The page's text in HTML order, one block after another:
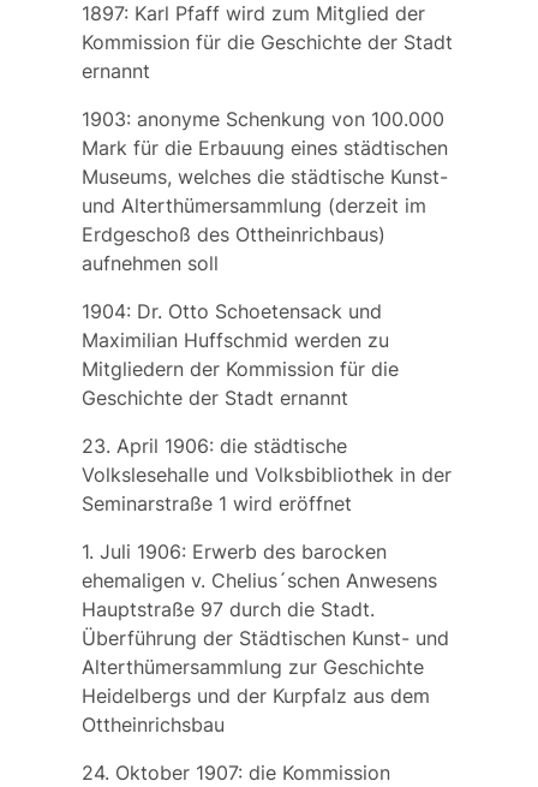
1897: Karl Pfaffwird zum Mitglied der
Kommission für die Geschichte der Stadt
ernannt
1903: anonyme Schenkung von 100.000
Mark für die Erbauung eines städtischen
Museums, welches die städtische Kunst-
und Alterthümersammlung (derzeit im
Erdgeschoß des Ottheinrichbaus)
aufnehmen soll
1904: Dr. Otto Schoetensackund
Maximilian Huffschmid werden zu
Mitgliedern der Kommission für die
Geschichte der Stadt ernannt
23. April 1906: die städtische
Volkslesehalleund Volksbibliothekin der
Seminarstraße 1 wird eröffnet
1. Juli 1906: Erwerb des barocken
ehemaligen v. Chelius´schen Anwesens
Hauptstraße 97 durch die Stadt.
Überführung der Städtischen Kunst- und
Alterthümersammlung zur Geschichte
Heidelbergs und der Kurpfalz aus dem
Ottheinrichsbau
24. Oktober 1907: die Kommission